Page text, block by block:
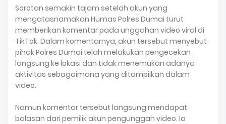
Sorotan semakin tajam setelah akun yang
mengatasnamakan Humas Polres Dumai turut
memberikan komentar pada unggahan video viral di
TikTok. Dalam komentarnya, akun tersebut menyebut
pihak Polres Dumai telah melakukan pengecekan
langsung ke lokasi dan tidak menemukan adanya
aktivitas sebagaimana yang ditampilkan dalam
video.
Namun komentar tersebut langsung mendapat
balasan dari pemilik akun pengunggah video. Ia